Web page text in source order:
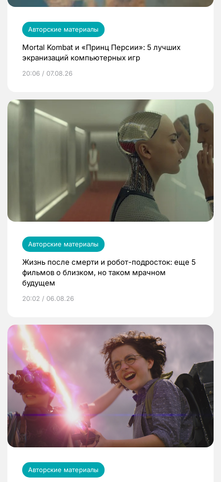
Авторские материалы
Mortal Kombat и «Принц Персии»: 5 лучших
экранизаций компьютерных игр
20:06 / 07.08.26
Авторские материалы
Жизнь после смерти и робот-подросток: еще 5
фильмов о близком, но таком мрачном
будущем
20:02 / 06.08.26
Авторские материалы